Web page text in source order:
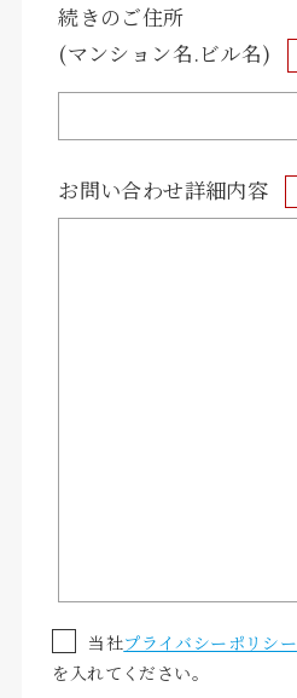
施設の楽しみ方
アクセス
続きのご住所
(マンション名.ビル名)
お問い合わせ詳細内容
当社プライバシーポリシー
を入れてください。